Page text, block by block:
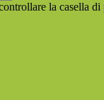
la casella di